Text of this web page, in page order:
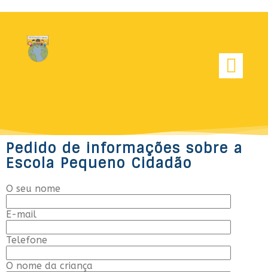
Pedido de informações sobre a
Escola Pequeno Cidadão
O seu nome
E-mail
Telefone
O nome da criança